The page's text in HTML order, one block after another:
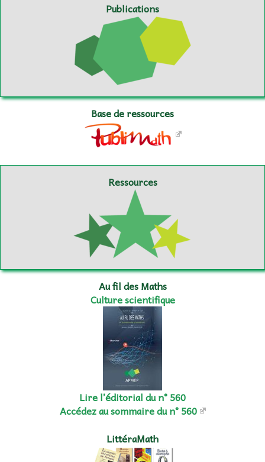
Publications
Base de ressources
Ressources
Au fil des Maths
Culture scientifique
Lire l’éditorial du n° 560
Accédez au sommaire du n° 560
LittéraMath